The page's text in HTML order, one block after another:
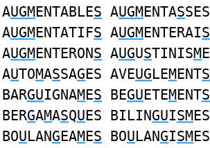
AUGMENTABLES AUGMENTASSES
AUGMENTATIFS AUGMENTERAIS
AUGMENTERONS AUGUSTINISME
AUTOMASSAGES AVEUGLEMENTS
BARGUIGNAMES BEGUETEMENTS
BERGAMASQUES BILINGUISMES
BOULANGEAMES BOULANGISMES